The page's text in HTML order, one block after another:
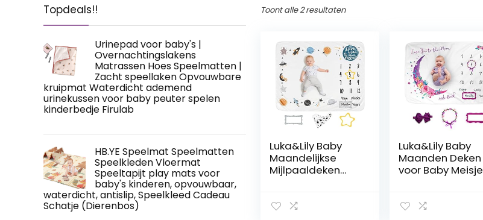
Topdeals!!
Urinepad voor baby's |
Overnachtingslakens
Matrassen Hoes Speelmatten |
Zacht speellaken Opvouwbare
kruipmat Waterdicht ademend
urinekussen voor baby peuter spelen
kinderbedje Firulab
HB.YE Speelmat Speelmatten
Speelkleden Vloermat
Speeltapijt play mats voor
baby's kinderen, opvouwbaar,
waterdicht, antislip, Speelkleed Cadeau
Schatje (Dierenbos)
Toont alle 2 resultaten
Luka&Lily Baby
Maandelijkse
Mijlpaaldeken
Ultrazachte Baby
Luka&Lily Baby
Maanden Deken
voor Baby Meisje
Verjaardag –